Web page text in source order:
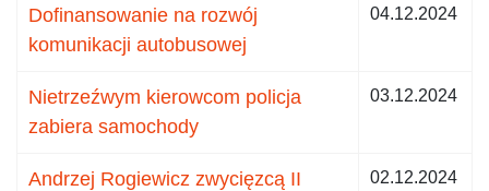
Dofinansowanie na rozwój
komunikacji autobusowej
04.12.2024
Nietrzeźwym kierowcom policja
zabiera samochody
03.12.2024
Andrzej Rogiewicz zwycięzcą II
02.12.2024